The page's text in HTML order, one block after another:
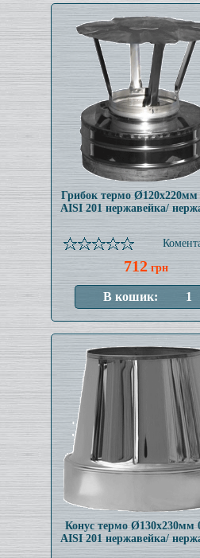
Грибок термо
AISI 201 нержавейка/
712 грн
Конус термо Ø130x230мм
AISI 201 нержавейка/